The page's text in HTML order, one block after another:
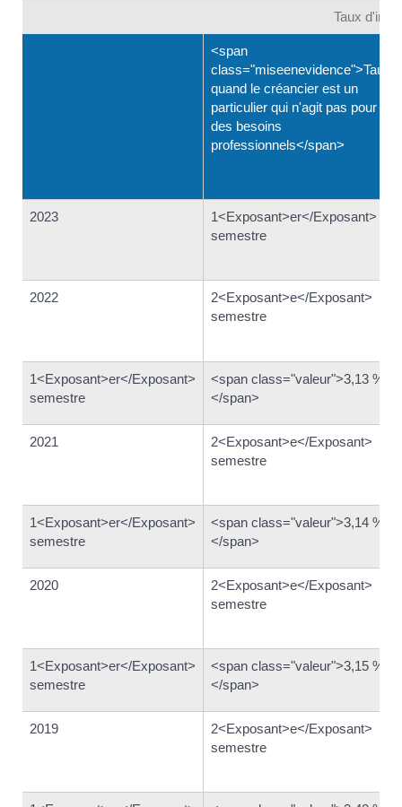
Taux
<span
class="miseenevidence">Taux
quand le créancier est un
particulier qui n'agit pas pour
des besoins
professionnels</span>
2023
1<Exposant>er</Exposant>
semestre
2022
2<Exposant>e</Exposant>
semestre
1<Exposant>er</Exposant>
semestre
<span class="valeur">3,13 %
</span>
2021
2<Exposant>e</Exposant>
semestre
1<Exposant>er</Exposant>
semestre
<span class="valeur">3,14 %
</span>
2020
2<Exposant>e</Exposant>
semestre
1<Exposant>er</Exposant>
semestre
<span class="valeur">3,15 %
</span>
2019
2<Exposant>e</Exposant>
semestre